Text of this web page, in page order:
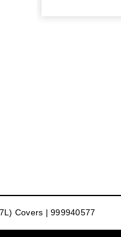
Covers | 999940577